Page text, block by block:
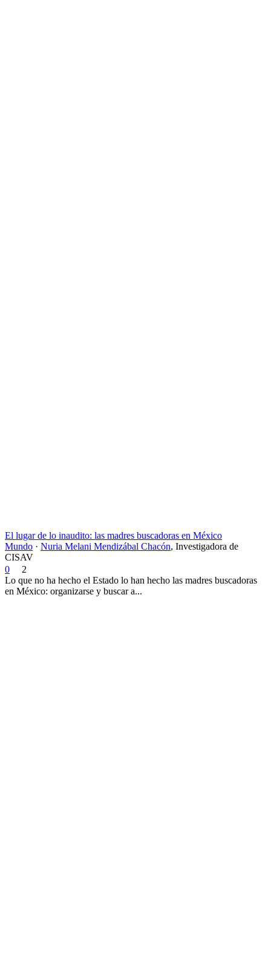
El lugar de lo inaudito: las madres buscadoras en México
Mundo · Nuria Melani Mendizábal Chacón, Investigadora de
CISAV
0
2
Lo que no ha hecho el Estado lo han hecho las madres buscadoras
en México: organizarse y buscar a...